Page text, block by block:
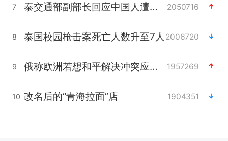
7 泰交通部副部长回应中国人遭歧视手势 2050716
8 泰国校园枪击案死亡人数升至7人 2006720
9 俄称欧洲若想和平解决冲突应停止援乌 1957269
10 改名后的“青海拉面”店 1904351